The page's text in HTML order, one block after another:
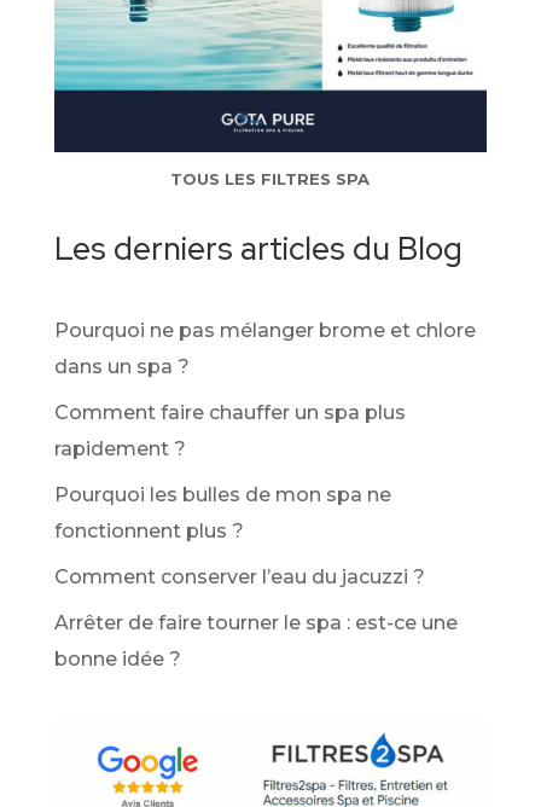
TOUS LES FILTRES SPA
Les derniers articles du Blog
Pourquoi ne pas mélanger brome et chlore
dans un spa ?
Comment faire chauffer un spa plus
rapidement ?
Pourquoi les bulles de mon spa ne
fonctionnent plus ?
Comment conserver l’eau du jacuzzi ?
Arrêter de faire tourner le spa : est-ce une
bonne idée ?